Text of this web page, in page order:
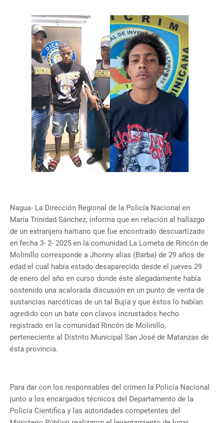
Nagua- La Dirección Regional de la Policía Nacional en
María Trinidad Sánchez, informa que en relación al hallazgo
de un extranjero haitiano que fue encontrado descuartizado
en fecha 3- 2- 2025 en la comunidad La Lometa de Rincón de
Molinillo corresponde a Jhonny alias (Barba) de 29 años de
edad el cual había estado desaparecido desde el jueves 29
de enero del año en curso donde éste alegadamente había
sostenido una acalorada discusión en un punto de venta de
sustancias narcóticas de un tal Bujía y que éstos lo habían
agredido con un bate con clavos incrustados hecho
registrado en la comunidad Rincón de Molinillo,
perteneciente al Distrito Municipal San José de Matanzas de
ésta provincia.
Para dar con los responsables del crimen la Policía Nacional
junto a los encargados técnicos del Departamento de la
Policía Científica y las autoridades competentes del